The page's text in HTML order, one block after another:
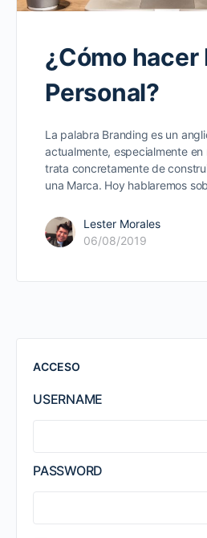
¿Cómo hacer
Personal?
La palabra Branding es un
actualmente, especialmente
trata concretamente de
una Marca. Hoy hablaremos
Lester Morales
06/08/2019
ACCESO
USERNAME
PASSWORD